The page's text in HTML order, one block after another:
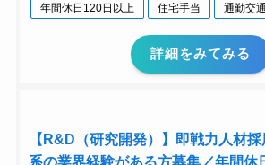
年間休日120日以上
住宅手当 通勤交
詳細をみてみる
【R&D（研究開発）】即戦力人材
系の業界経験がある方募集／年間休